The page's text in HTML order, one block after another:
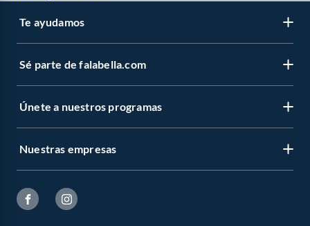
Te ayudamos
Sé parte de falabella.com
Únete a nuestros programas
Nuestras empresas